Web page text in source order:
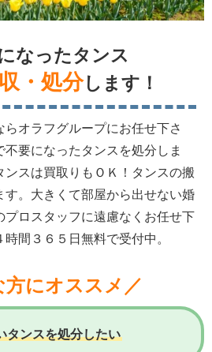
なったタンス
・処分します！
オラフグループにお任せ下さ
要になったタンスを処分しま
スは買取りもＯＫ！タンスの搬
す。大きくて部屋から出せない婚
プロスタッフに遠慮なくお任せ下
間３６５日無料で受付中。
方にオススメ／
タンスを処分したい